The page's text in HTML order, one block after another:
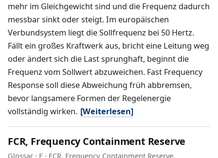
mehr im Gleichgewicht sind und die Frequenz dadurch
messbar sinkt oder steigt. Im europäischen
Verbundsystem liegt die Sollfrequenz bei 50 Hertz.
Fällt ein großes Kraftwerk aus, bricht eine Leitung weg
oder ändert sich die Last sprunghaft, beginnt die
Frequenz vom Sollwert abzuweichen. Fast Frequency
Response soll diese Abweichung früh abbremsen,
bevor langsamere Formen der Regelenergie
vollständig wirken. [Weiterlesen]
FCR, Frequency Containment Reserve
Glossar · F · FCR, Frequency Containment Reserve,